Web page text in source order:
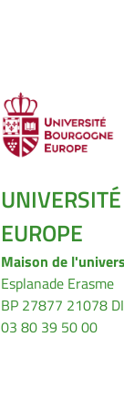
EUROPE
Maison de
Esplanade Erasme
BP 27877 21078
03 80 39 50 00